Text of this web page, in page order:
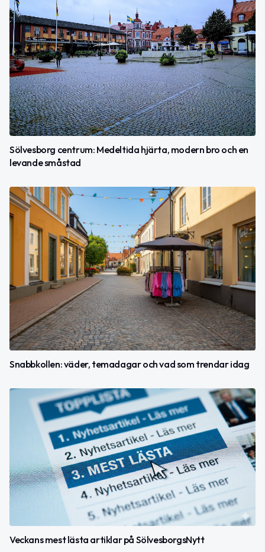
Sölvesborg centrum: Medeltida hjärta, modern bro och en
levande småstad
Snabbkollen: väder, temadagar och vad som trendar idag
Veckans mest lästa artiklar på SölvesborgsNytt